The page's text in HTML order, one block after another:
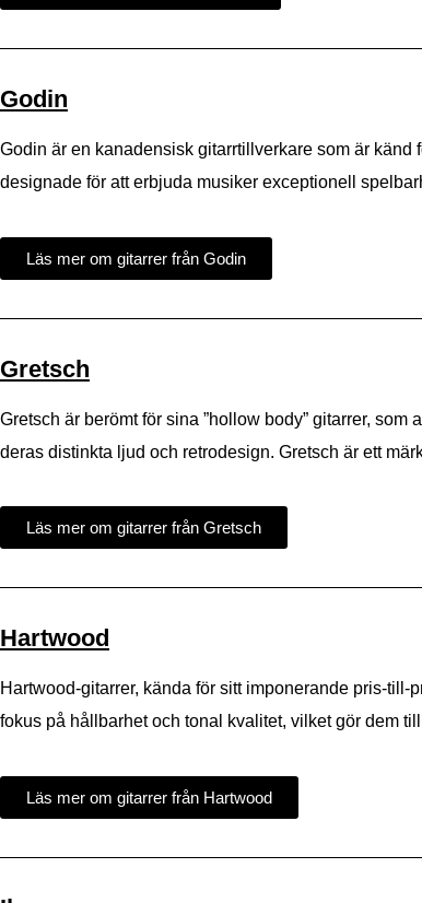
Godin
Godin är en kanadensisk gitarrtillverkare som är
designade för att erbjuda musiker exceptionell
Läs mer om gitarrer från Godin
Gretsch
Gretsch är berömt för sina ”hollow body” gitarrer,
deras distinkta ljud och retrodesign. Gretsch är ett
Läs mer om gitarrer från Gretsch​
Hartwood
Hartwood-gitarrer, kända för sitt imponerande pris-
fokus på hållbarhet och tonal kvalitet, vilket gör dem
Läs mer om gitarrer från Hartwood​